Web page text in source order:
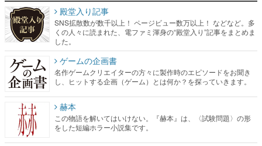
殿堂入り記事
SNS拡散数が数千以上！ ページビュー数万以上！ などなど。多
くの人々に読まれた、電ファミ渾身の“殿堂入り”記事をまとめま
した。
ゲームの企画書
名作ゲームクリエイターの方々に製作時のエピソードをお聞き
し、ヒットする企画（ゲーム）とは何か？を探っていきます。
赫本
この物語を解いてはいけない。『赫本』は、〈試験問題〉の形
をした短編ホラー小説集です。